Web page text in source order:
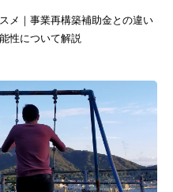
メ｜事業再構築補助金との違い
性について解説